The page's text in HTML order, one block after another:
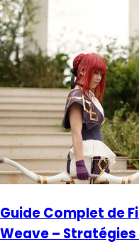
Guide Complet de
Weave –